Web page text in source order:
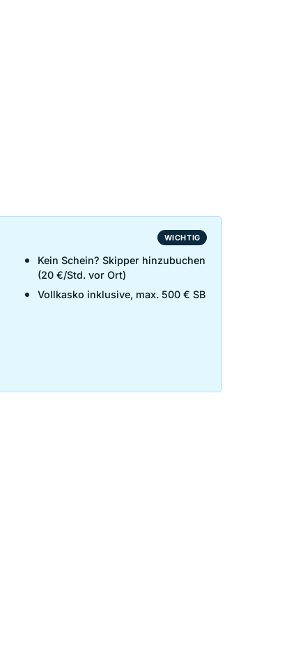
WICHTIG
Kein Schein? Skipper hinzubuchen
(20 €/Std. vor Ort)
Vollkasko inklusive, max. 500 € SB